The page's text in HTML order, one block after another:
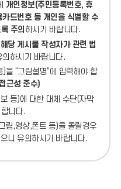
개인정보(주민등록번호, 휴
드번호 등 개인을 식별할 수
주의 하시기 바랍니다.
당 게시물 작성자가 관련 법
하시기 바랍니다.
을 “그림설명”에 입력해야 합
근성 준수)
등)에 대한 대체 수단(자막
니다.
림,영상,폰트 등)을 올릴경우
니 유의하시기 바랍니다.